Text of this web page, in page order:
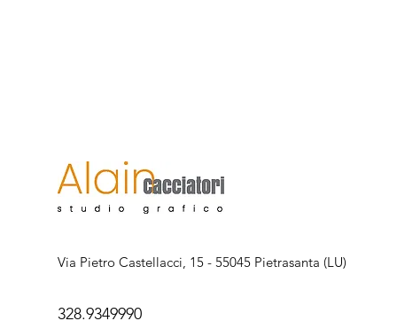
Via Pietro Castellacci, 15 - 55045 Pietrasanta (LU)
328.9349990